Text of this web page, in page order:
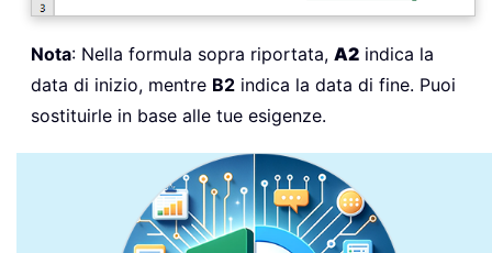
Nota: Nella formula sopra riportata, A2 indica la
data di inizio, mentre B2 indica la data di fine. Puoi
sostituirle in base alle tue esigenze.